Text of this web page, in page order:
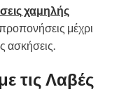
χαμηλής
μέχρι
ασκήσεις.
τις Λαβές